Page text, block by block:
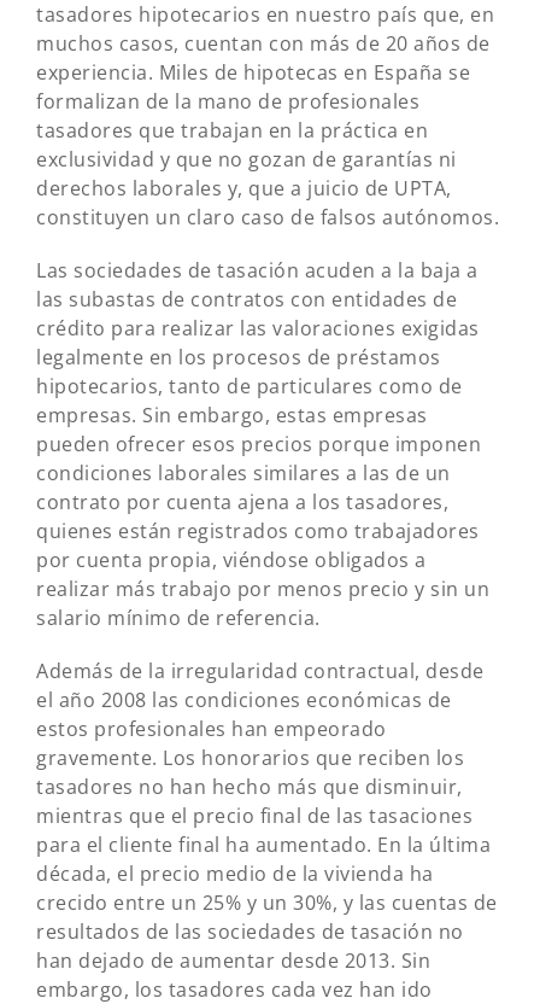
tasadores hipotecarios en nuestro país que, en
muchos casos, cuentan con más de 20 años de
experiencia. Miles de hipotecas en España se
formalizan de la mano de profesionales
tasadores que trabajan en la práctica en
exclusividad y que no gozan de garantías ni
derechos laborales y, que a juicio de UPTA,
constituyen un claro caso de falsos autónomos.
Las sociedades de tasación acuden a la baja a
las subastas de contratos con entidades de
crédito para realizar las valoraciones exigidas
legalmente en los procesos de préstamos
hipotecarios, tanto de particulares como de
empresas. Sin embargo, estas empresas
pueden ofrecer esos precios porque imponen
condiciones laborales similares a las de un
contrato por cuenta ajena a los tasadores,
quienes están registrados como trabajadores
por cuenta propia, viéndose obligados a
realizar más trabajo por menos precio y sin un
salario mínimo de referencia.
Además de la irregularidad contractual, desde
el año 2008 las condiciones económicas de
estos profesionales han empeorado
gravemente. Los honorarios que reciben los
tasadores no han hecho más que disminuir,
mientras que el precio final de las tasaciones
para el cliente final ha aumentado. En la última
década, el precio medio de la vivienda ha
crecido entre un 25% y un 30%, y las cuentas de
resultados de las sociedades de tasación no
han dejado de aumentar desde 2013. Sin
embargo, los tasadores cada vez han ido